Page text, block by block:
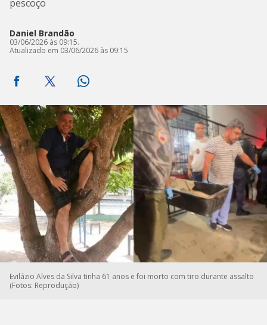
pescoço
Daniel Brandão
03/06/2026 às 09:15.
Atualizado em 03/06/2026 às 09:15
Evilázio Alves da Silva tinha 61 anos e foi morto com tiro durante assalto
(Fotos: Reprodução)